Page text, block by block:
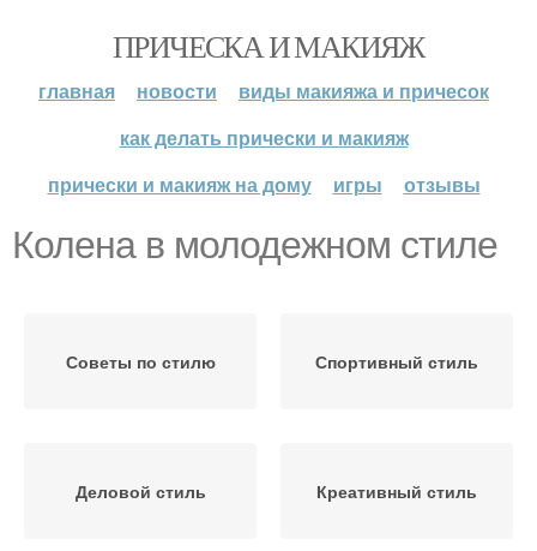
ПРИЧЕСКА И МАКИЯЖ
главная новости
виды макияжа и причесок
как делать прически и макияж
прически и макияж на дому
игры отзывы
Колена в молодежном стиле
Советы по стилю Спортивный стиль
Деловой стиль Креативный стиль